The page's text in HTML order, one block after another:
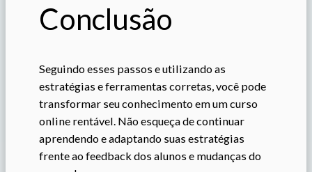
Conclusão
Seguindo esses passos e utilizando as
estratégias e ferramentas corretas, você pode
transformar seu conhecimento em um curso
online rentável. Não esqueça de continuar
aprendendo e adaptando suas estratégias
frente ao feedback dos alunos e mudanças do